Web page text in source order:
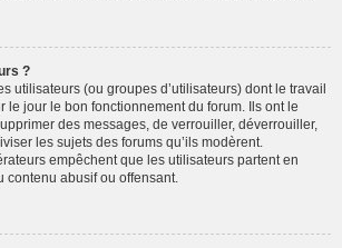
?
utilisateurs (ou groupes d’utilisateurs) dont le travail
le jour le bon fonctionnement du forum. Ils ont le
des messages, de verrouiller, déverrouiller,
les sujets des forums qu’ils modèrent.
empêchent que les utilisateurs partent en
abusif ou offensant.